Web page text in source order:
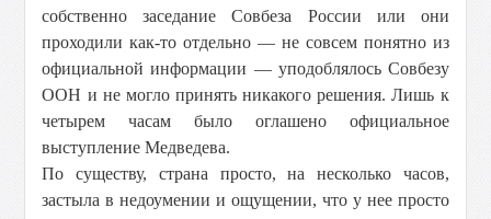
собственно заседание Совбеза России или они
проходили как-то отдельно — не совсем понятно из
официальной информации — уподоблялось Совбезу
ООН и не могло принять никакого решения. Лишь к
четырем часам было оглашено официальное
выступление Медведева.
По существу, страна просто, на несколько часов,
застыла в недоумении и ощущении, что у нее просто